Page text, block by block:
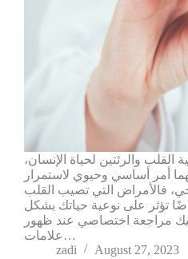
القلب والرئتين لحياة الإنسان،
أمر أساسي وحيوي لاستمرار
فالأمراض التي تصيب القلب
تؤثر على نوعية حياتك بشكل
مراجعة اختصاصي عند ظهور
علامات…
zadi
August 27, 2023